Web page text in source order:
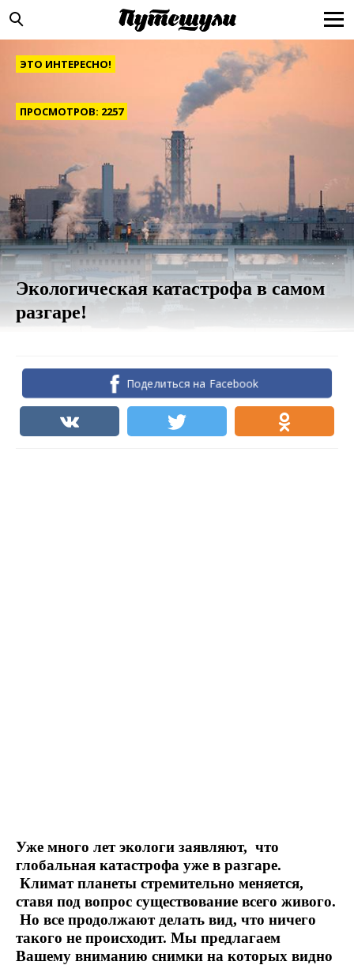
ЭТО ИНТЕРЕСНО!
ПРОСМОТРОВ: 2257
Экологическая катастрофа в самом
разгаре!
Поделиться на Facebook
Уже много лет экологи заявляют, что
глобальная катастрофа уже в разгаре.
Климат планеты стремительно меняется,
ставя под вопрос существование всего живого.
Но все продолжают делать вид, что ничего
такого не происходит. Мы предлагаем
Вашему вниманию снимки на которых видно